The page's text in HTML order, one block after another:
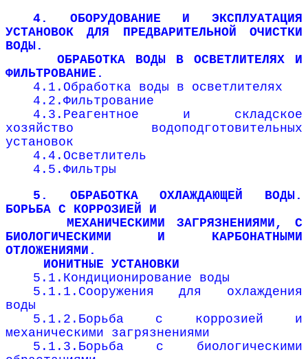
4. ОБОРУДОВАНИЕ И ЭКСПЛУАТАЦИЯ
УСТАНОВОК ДЛЯ ПРЕДВАРИТЕЛЬНОЙ ОЧИСТКИ
ВОДЫ.
ОБРАБОТКА ВОДЫ В ОСВЕТЛИТЕЛЯХ И
ФИЛЬТРОВАНИЕ.
4.1.Обработка воды в осветлителях
4.2.Фильтрование
4.3.Реагентное и складское
хозяйство водоподготовительных
установок
4.4.Осветлитель
4.5.Фильтры
5. ОБРАБОТКА ОХЛАЖДАЮЩЕЙ ВОДЫ.
БОРЬБА С КОРРОЗИЕЙ И
МЕХАНИЧЕСКИМИ ЗАГРЯЗНЕНИЯМИ, С
БИОЛОГИЧЕСКИМИ И КАРБОНАТНЫМИ
ОТЛОЖЕНИЯМИ.
ИОНИТНЫЕ УСТАНОВКИ
5.1.Кондиционирование воды
5.1.1.Сооружения для охлаждения
воды
5.1.2.Борьба с коррозией и
механическими загрязнениями
5.1.3.Борьба с биологическими